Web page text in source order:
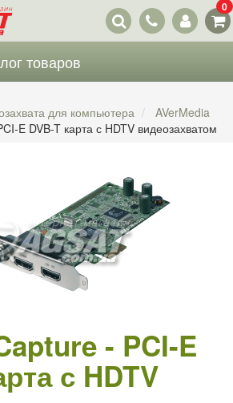
Наши
контакты
0
товаров
для компьютера
AVerMedia
E DVB-T карта с HDTV видеозахватом
- PCI-E
с HDTV